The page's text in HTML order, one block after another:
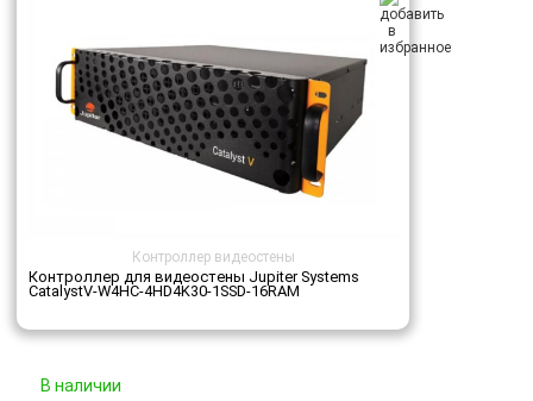
Контроллер видеостены
Контроллер для видеостены Jupiter Systems
CatalystV-W4HC-4HD4K30-1SSD-16RAM
В наличии